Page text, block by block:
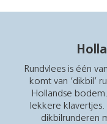
Rundvlees is één
komt van ‘dikbil’
Hollandse
lekkere
dikbilrunderen